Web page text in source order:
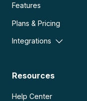
Features
Plans & Pricing
Integrations
Resources
Help Center